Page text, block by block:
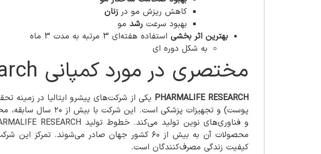
کاهش ریزش مو در زنان
بهبود سرعت رشد مو
بهترین اثر بخشی استفاده هفته‌ای 3 مرتبه به مدت 3 ماه
به شکل دوره ای
مختصری در مورد کمپانی Pharmalife Research ایتالیا‍
PHARMALIFE RESEARCH یکی از شرکت‌های پیشرو ایتالیا در زمینه
پوست) و تجهیزات
و فناوری‌های نوین تولید می‌کند. خطوط تولید PHARMALIFE RESEARCH مطابق با استانداردهای بین‌المللی و اصول
محصولات آن به بیش از ۶۰ کشور جهان صادر
کیفیت زندگی مصرف‌کنندگان است.